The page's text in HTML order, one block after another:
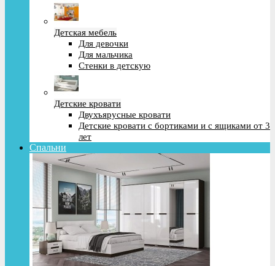
Детская мебель
Для девочки
Для мальчика
Стенки в детскую
Детские кровати
Двухъярусные кровати
Детские кровати с бортиками и с ящиками от 3
лет
Спальни